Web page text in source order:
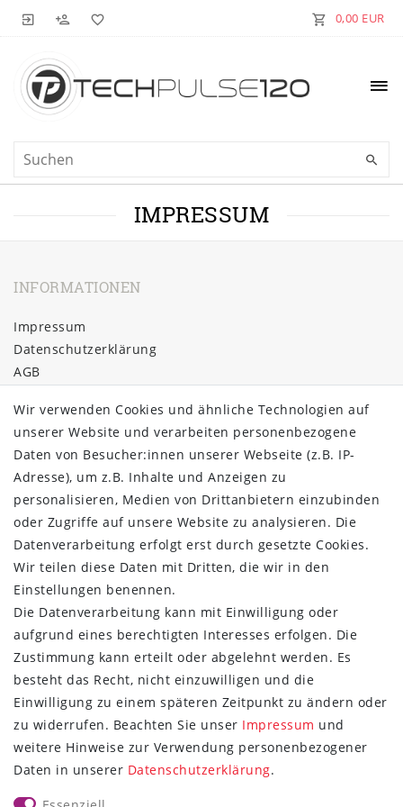
0,00 EUR
IMPRESSUM
INFORMATIONEN
Impressum
Daten­schutz­erklärung
AGB
Widerrufs­recht
Kontakt
Vertrag widerrufen
ÜBER UNS
Montage in Maintal / Hessen
Täglicher Versand mit DHL
Versandkostenfrei ab 20€
Same-Day Versand bei Zahlungseingang bis 13:00 Uhr
ZAHLUNG & VERSAND
UNSER VERSPRECHEN
Wir verwenden Cookies und ähnliche Technologien auf
unserer Website und verarbeiten personenbezogene
Daten von Besucher:innen unserer Webseite (z.B. IP-
Adresse), um z.B. Inhalte und Anzeigen zu
personalisieren, Medien von Drittanbietern einzubinden
oder Zugriffe auf unsere Website zu analysieren. Die
Datenverarbeitung erfolgt erst durch gesetzte Cookies.
Wir teilen diese Daten mit Dritten, die wir in den
Einstellungen benennen.
Die Datenverarbeitung kann mit Einwilligung oder
aufgrund eines berechtigten Interesses erfolgen. Die
Zustimmung kann erteilt oder abgelehnt werden. Es
besteht das Recht, nicht einzuwilligen und die
Einwilligung zu einem späteren Zeitpunkt zu ändern oder
zu widerrufen. Beachten Sie unser Impressum und
weitere Hinweise zur Verwendung personenbezogener
Daten in unserer Daten­schutz­erklärung.